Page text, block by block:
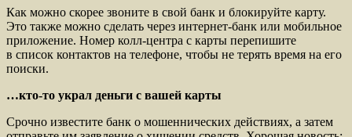
Как можно скорее звоните в свой банк и блокируйте карту.
Это также можно сделать через интернет-банк или мобильное
приложение. Номер колл-центра с карты перепишите
в список контактов на телефоне, чтобы не терять время на его
поиски.
…кто-то украл деньги с вашей карты
Срочно известите банк о мошеннических действиях, а затем